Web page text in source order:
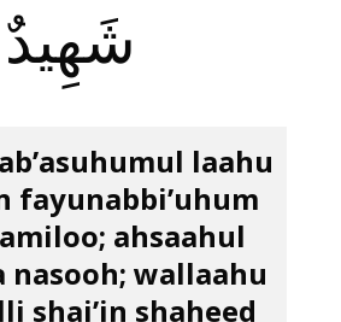
شَهِيدٌ
laahu
fayunabbi’uhum
ahsaahul
nasooh; wallaahu
shai’in shaheed